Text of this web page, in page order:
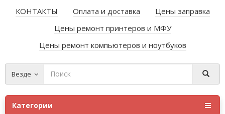
КОНТАКТЫ Оплата и доставка
Цены заправка
Цены ремонт принтеров и МФУ
Цены ремонт компьютеров и ноутбуков
Везде
Категории